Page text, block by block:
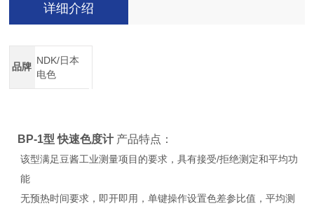
详细介绍
品牌
NDK/日本
电色
BP-1型 快速色度计 产品特点：
该型满足豆酱工业测量项目的要求，具有接受/拒绝测定和平均功
能
无预热时间要求，即开即用，单键操作设置色差参比值，平均测